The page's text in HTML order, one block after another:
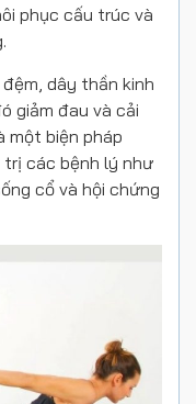
phục cấu trúc và
dây thần kinh
giảm đau và cải
một biện pháp
các bệnh lý như
cổ và hội chứng